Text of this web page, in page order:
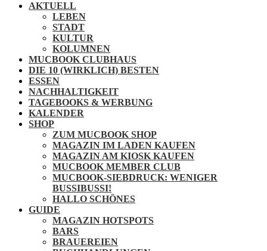
AKTUELL
LEBEN
STADT
KULTUR
KOLUMNEN
MUCBOOK CLUBHAUS
DIE 10 (WIRKLICH) BESTEN
ESSEN
NACHHALTIGKEIT
TAGEBOOKS & WERBUNG
KALENDER
SHOP
ZUM MUCBOOK SHOP
MAGAZIN IM LADEN KAUFEN
MAGAZIN AM KIOSK KAUFEN
MUCBOOK MEMBER CLUB
MUCBOOK-SIEBDRUCK: WENIGER
BUSSIBUSSI!
HALLO SCHÖNES
GUIDE
MAGAZIN HOTSPOTS
BARS
BRAUEREIEN